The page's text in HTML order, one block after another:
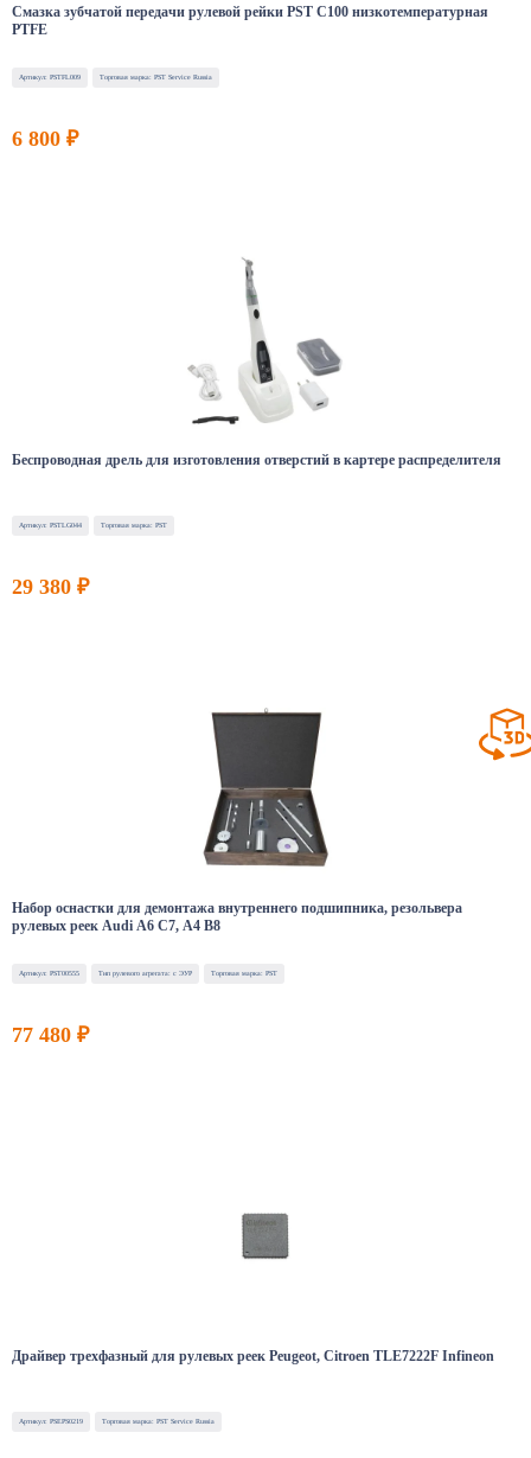
Смазка зубчатой передачи рулевой рейки PST C100 низкотемпературная
PTFE
Артикул: PSTFL009 Торговая марка: PST Service Russia
6 800 ₽
Беспроводная дрель для изготовления отверстий в картере распределителя
Артикул: PSTLG044 Торговая марка: PST
29 380 ₽
Набор оснастки для демонтажа внутреннего подшипника, резольвера
рулевых реек Audi A6 C7, A4 B8
Артикул: PST00555 Тип рулевого агрегата: с ЭУР Торговая марка: PST
77 480 ₽
Драйвер трехфазный для рулевых реек Peugeot, Citroen TLE7222F Infineon
Артикул: PSEPS0219 Торговая марка: PST Service Russia